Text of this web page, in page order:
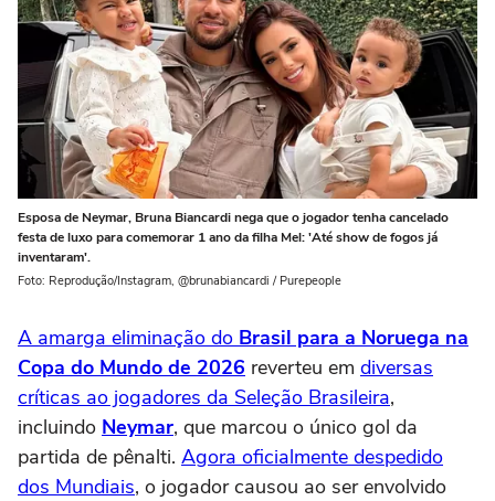
Esposa de Neymar, Bruna Biancardi nega que o jogador tenha cancelado
festa de luxo para comemorar 1 ano da filha Mel: 'Até show de fogos já
inventaram'.
Foto: Reprodução/Instagram, @brunabiancardi / Purepeople
A amarga eliminação do Brasil para a Noruega na
Copa do Mundo de 2026 reverteu em diversas
críticas ao jogadores da Seleção Brasileira,
incluindo Neymar, que marcou o único gol da
partida de pênalti. Agora oficialmente despedido
dos Mundiais, o jogador causou ao ser envolvido